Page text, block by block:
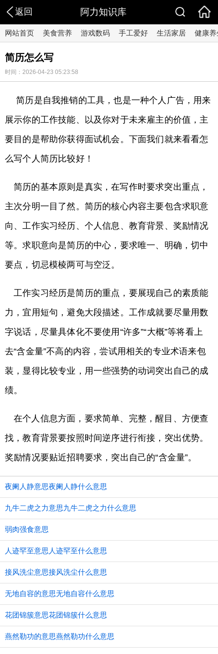
返回 阿力知识库
网站首页 美食营养 游戏数码 手工爱好 生活家居 健康养
简历怎么写
时间：2026-04-23 05:23:58
简历是自我推销的工具，也是一种个人广告，用来
展示你的工作技能、以及你对于未来雇主的价值，主
要目的是帮助你获得面试机会。下面我们就来看看怎
么写个人简历比较好！
简历的基本原则是真实，在写作时要求突出重点，
主次分明一目了然。简历的核心内容主要包含求职意
向、工作实习经历、个人信息、教育背景、奖励情况
等。求职意向是简历的中心，要求唯一、明确，切中
要点，切忌模棱两可与空泛。
工作实习经历是简历的重点，要展现自己的素质能
力，宜用短句，避免大段描述。工作成就要尽量用数
字说话，尽量具体化不要使用“许多”“大概”等将看上
去“含金量”不高的内容，尝试用相关的专业术语来包
装，显得比较专业，用一些强势的动词突出自己的成
绩。
在个人信息方面，要求简单、完整，醒目、方便查
找，教育背景要按照时间逆序进行衔接，突出优势。
奖励情况要贴近招聘要求，突出自己的“含金量”。
夜阑人静意思夜阑人静什么意思
九牛二虎之力意思九牛二虎之力什么意思
弱肉强食意思
人迹罕至意思人迹罕至什么意思
接风洗尘意思接风洗尘什么意思
无地自容的意思无地自容什么意思
花团锦簇意思花团锦簇什么意思
燕然勒功的意思燕然勒功什么意思